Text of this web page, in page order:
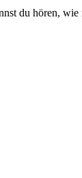
du hören, wie